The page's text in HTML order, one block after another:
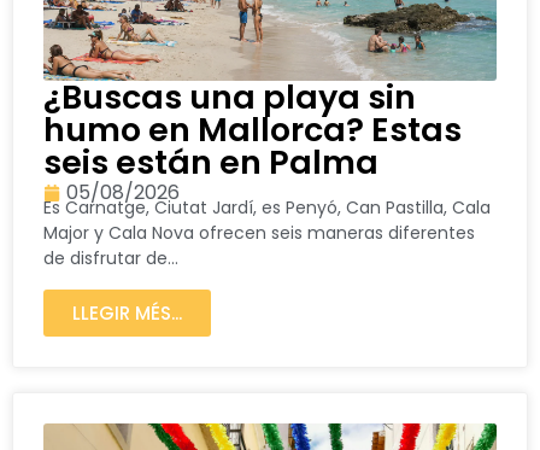
¿Buscas una playa sin
humo en Mallorca? Estas
seis están en Palma
05/08/2026
Es Carnatge, Ciutat Jardí, es Penyó, Can Pastilla, Cala
Major y Cala Nova ofrecen seis maneras diferentes
de disfrutar de...
LLEGIR MÉS...